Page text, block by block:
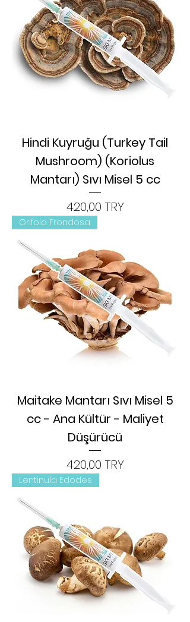
Hindi Kuyruğu (Turkey Tail
Mushroom) (Koriolus
Mantarı) Sıvı Misel 5 cc
Цена
420,00 TRY
Grifola Frondosa
Maitake Mantarı Sıvı Misel 5
cc - Ana Kültür - Maliyet
Düşürücü
Цена
420,00 TRY
Lentinula Edodes